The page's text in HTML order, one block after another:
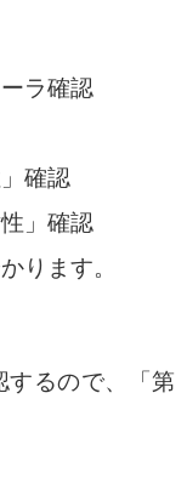
ラ確認
確認
」確認
ります。
するので、「第